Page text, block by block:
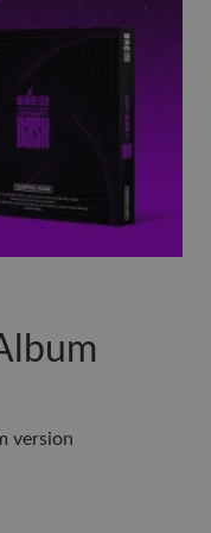
version